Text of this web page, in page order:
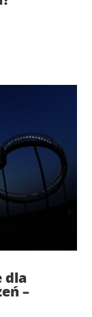
dla
–